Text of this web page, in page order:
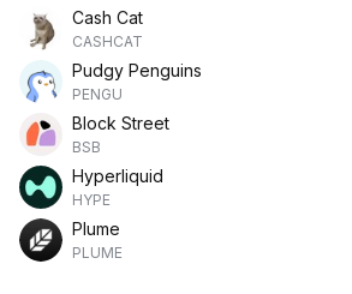
Cash Cat
CASHCAT
Pudgy Penguins
PENGU
Block Street
BSB
Hyperliquid
HYPE
Plume
PLUME